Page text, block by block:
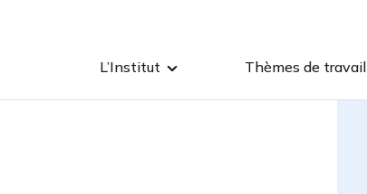
L’Institut Thèmes de travail